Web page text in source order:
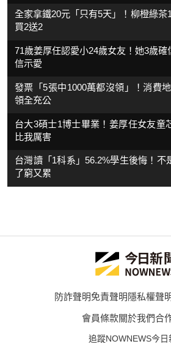
全家拿鐵20元「只有5天」！柳橙綠
買2送2
71歲姜厚任認愛小24歲女友！她3歲
信示愛
發票「5張中1000萬都沒領」！消費
領全充公
台大3碩士1博士畢業！姜厚任女友
比我厲害
台灣讀「1科系」56.2%學生後悔！
了窮又累
防詐聲明免責聲明隱私權聲
會員條款關於我們合
追蹤NOWNEWS今日